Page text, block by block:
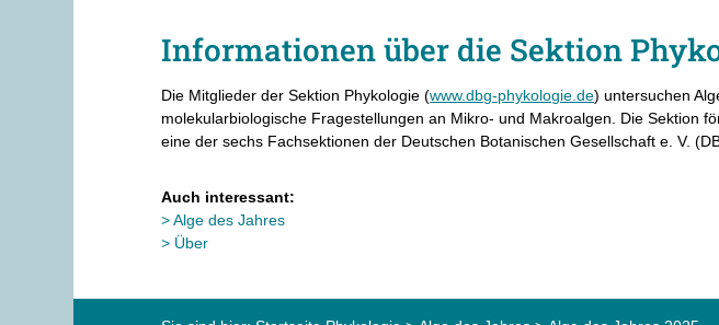
Informationen über die Sektion
Die Mitglieder der Sektion Phykologie (www.dbg-phykologie.de) untersuchen
molekularbiologische Fragestellungen an Mikro- und Makroalgen. Die Sektion
eine der sechs Fachsektionen der Deutschen Botanischen Gesellschaft e. V.
Auch interessant:
Alge des Jahres
Über